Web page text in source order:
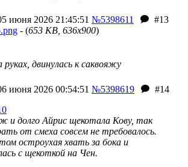
июня 2026 21:45:51 №5398611
#13
- (653 KB, 636x900)
двинулась к саквояжу
июня 2026 00:54:51 №5398619
#14
и долго Айрис щекотала Кову, так
от смеха совсем не требовалось.
остроухая хвать за бока и
с щекоткой на Чен.